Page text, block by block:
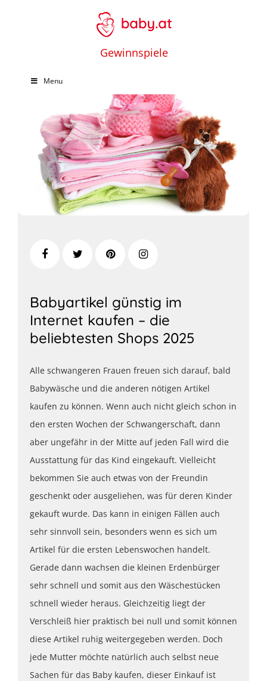
Gewinnspiele
Menu
Babyartikel günstig im
Internet kaufen – die
beliebtesten Shops 2025
Alle schwangeren Frauen freuen sich darauf, bald
Babywäsche und die anderen nötigen Artikel
kaufen zu können. Wenn auch nicht gleich schon in
den ersten Wochen der Schwangerschaft, dann
aber ungefähr in der Mitte auf jeden Fall wird die
Ausstattung für das Kind eingekauft. Vielleicht
bekommen Sie auch etwas von der Freundin
geschenkt oder ausgeliehen, was für deren Kinder
gekauft wurde. Das kann in einigen Fällen auch
sehr sinnvoll sein, besonders wenn es sich um
Artikel für die ersten Lebenswochen handelt.
Gerade dann wachsen die kleinen Erdenbürger
sehr schnell und somit aus den Wäschestücken
schnell wieder heraus. Gleichzeitig liegt der
Verschleiß hier praktisch bei null und somit können
diese Artikel ruhig weitergegeben werden. Doch
jede Mutter möchte natürlich auch selbst neue
Sachen für das Baby kaufen, dieser Einkauf ist